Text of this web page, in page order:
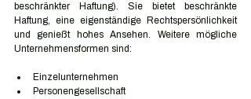
beschränkter Haftung). Sie bietet beschränkte
Haftung, eine eigenständige Rechtspersönlichkeit
und genießt hohes Ansehen. Weitere mögliche
Unternehmensformen sind:
Einzelunternehmen
Personengesellschaft